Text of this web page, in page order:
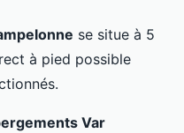
se situe à 5
à pied possible
Var